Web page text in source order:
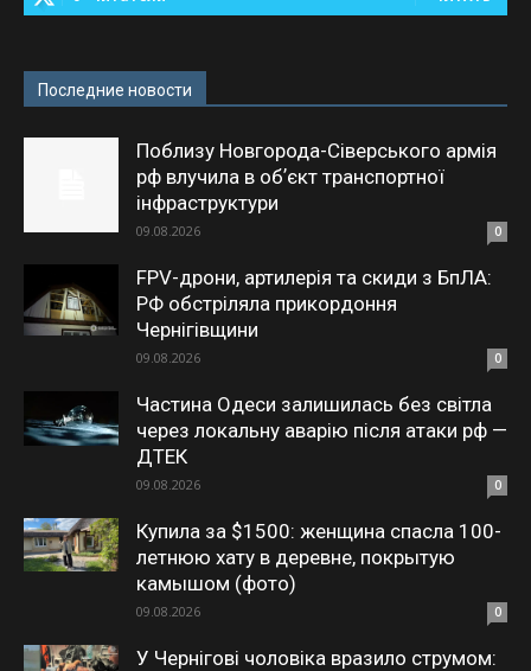
Последние новости
Поблизу Новгорода-Сіверського армія
рф влучила в обʼєкт транспортної
інфраструктури
09.08.2026 0
FPV-дрони, артилерія та скиди з БпЛА:
РФ обстріляла прикордоння
Чернігівщини
09.08.2026 0
Частина Одеси залишилась без світла
через локальну аварію після атаки рф —
ДТЕК
09.08.2026 0
Купила за $1500: женщина спасла 100-
летнюю хату в деревне, покрытую
камышом (фото)
09.08.2026 0
У Чернігові чоловіка вразило струмом: